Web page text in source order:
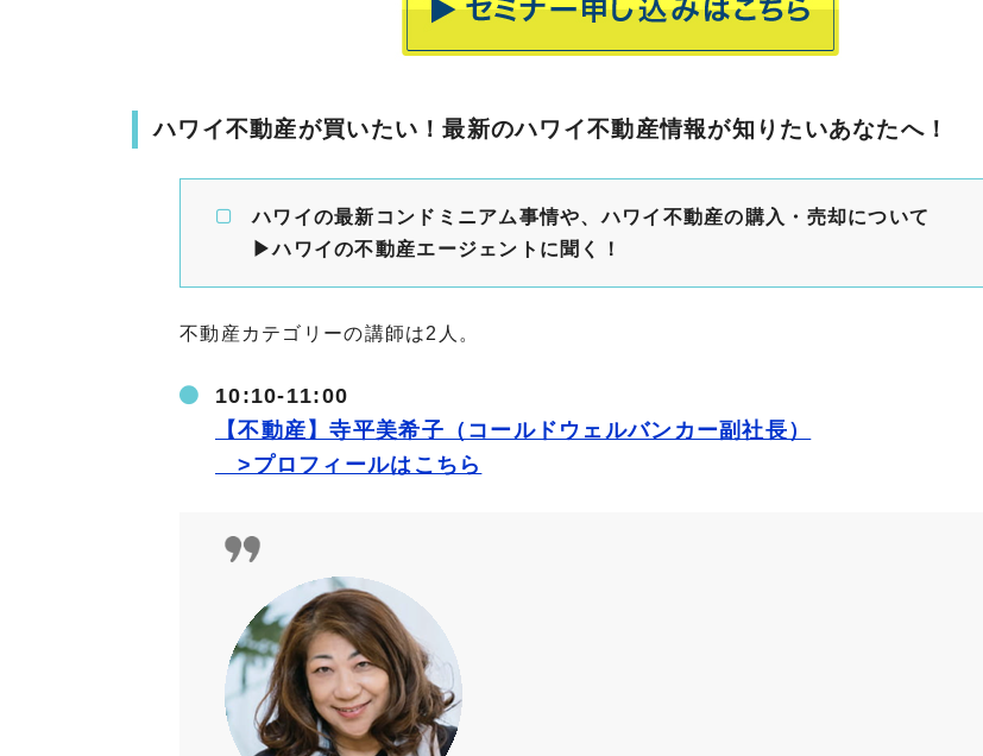
ハワイ不動産が買いたい！最新のハワイ不動産情報が知りたいあなたへ！
ハワイの最新コンドミニアム事情や、ハワイ不動産の購入・売却について
▶︎ハワイの不動産エージェントに聞く！
不動産カテゴリーの講師は2人。
10:10-11:00
【不動産】寺平美希子（コールドウェルバンカー副社長）
>プロフィールはこちら